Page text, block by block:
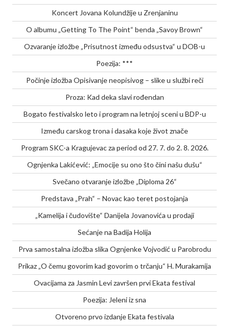
Koncert Jovana Kolundžije u Zrenjaninu
O albumu „Getting To The Point“ benda „Savoy Brown“
Ozvaranje izložbe „Prisutnost između odsustva“ u DOB-u
Poezija: ***
Počinje izložba Opisivanje neopisivog – slike u službi reči
Proza: Kad deka slavi rođendan
Bogato festivalsko leto i program na letnjoj sceni u BDP-u
Između carskog trona i dasaka koje život znače
Program SKC-a Kragujevac za period od 27. 7. do 2. 8. 2026.
Ognjenka Lakićević: „Emocije su ono što čini našu dušu“
Svečano otvaranje izložbe „Diploma 26“
Predstava „Prah“ – Novac kao teret postojanja
„Kamelija i čudovište“ Danijela Jovanovića u prodaji
Sećanje na Badija Holija
Prva samostalna izložba slika Ognjenke Vojvodić u Parobrodu
Prikaz „O čemu govorim kad govorim o trčanju“ H. Murakamija
Ovacijama za Jasmin Levi završen prvi Ekata festival
Poezija: Jeleni iz sna
Otvoreno prvo izdanje Ekata festivala